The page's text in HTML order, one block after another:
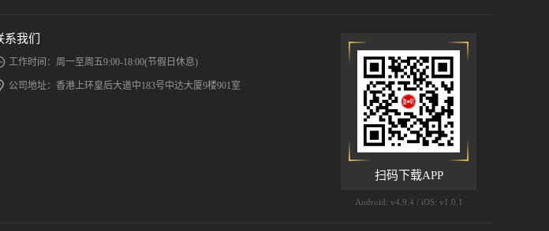
系我们
工作时间：周一至周五9:00-18:00(节假日休息)
公司地址：香港上环皇后大道中183号中达大厦9楼901室
扫码下载APP
Android: v4.9.4 / iOS: v1.0.1